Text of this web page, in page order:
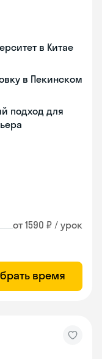
в Китае
в Пекинском
подход для
от 1590 ₽ / урок
время